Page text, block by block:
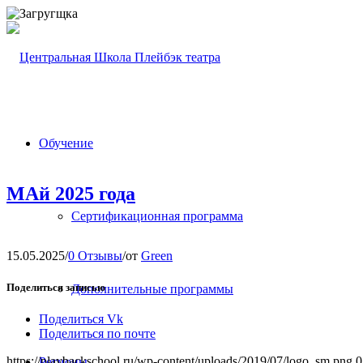
Обучение
Сертификационная программа
Дополнительные программы
МАй 2025 года
15.05.2025/0 Отзывы/от Green
Поделиться записью
Поделиться Vk
Поделиться по почте